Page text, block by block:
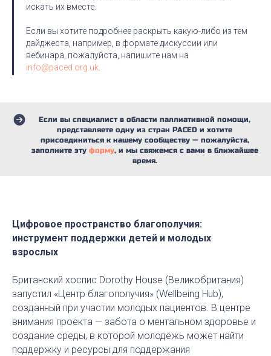
искать их вместе.
Если вы хотите подробнее раскрыть какую-либо из тем
дайджеста, например, в формате дискуссии или
вебинара, пожалуйста, напишите нам на
info@paced.org.uk
Если вы специалист в области паллиативной помощи,
представляете одну из стран PACED и хотите
присоединиться к нашему сообществу — пожалуйста,
заполните эту форму, и мы свяжемся с вами в ближайшее
время.
Цифровое пространство благополучия:
инструмент поддержки детей и молодых
взрослых
Британский хоспис Dorothy House (Великобритания)
запустил «Центр благополучия» (Wellbeing Hub),
созданный при участии молодых пациентов. В центре
внимания проекта — забота о ментальном здоровье и
создание среды, в которой молодёжь может найти
поддержку и ресурсы для поддержания